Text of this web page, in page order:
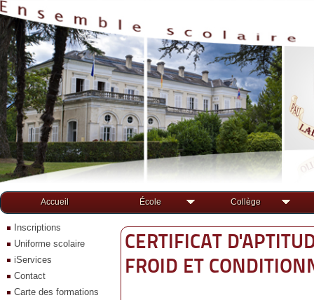
Accueil École Collège
Inscriptions
Uniforme scolaire
iServices
Contact
Carte des formations
CERTIFICAT
FROID ET